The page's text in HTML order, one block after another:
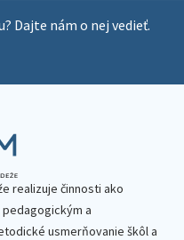
Dajte nám o nej vedieť.
realizuje činnosti ako
a
usmerňovanie škôl a